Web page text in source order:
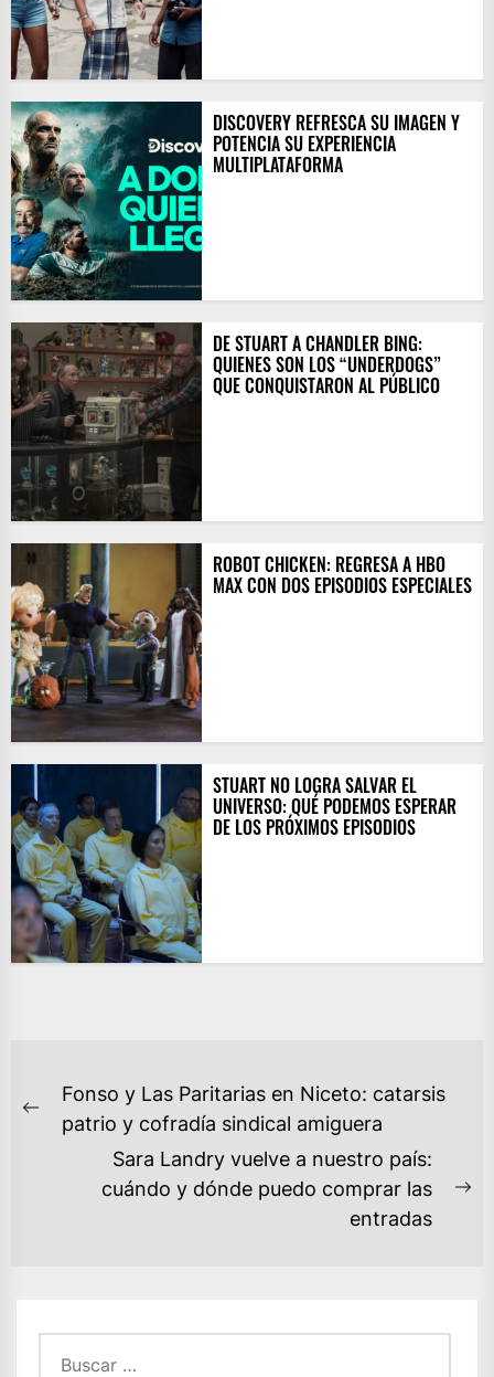
DISCOVERY REFRESCA SU IMAGEN Y
POTENCIA SU EXPERIENCIA
MULTIPLATAFORMA
DE STUART A CHANDLER BING:
QUIENES SON LOS “UNDERDOGS”
QUE CONQUISTARON AL PÚBLICO
ROBOT CHICKEN: REGRESA A HBO
MAX CON DOS EPISODIOS ESPECIALES
STUART NO LOGRA SALVAR EL
UNIVERSO: QUÉ PODEMOS ESPERAR
DE LOS PRÓXIMOS EPISODIOS
NAVEGACIÓN
DE
ENTRADAS
Previous
Fonso y Las Paritarias en Niceto: catarsis
patrio y cofradía sindical amiguera
Sara Landry vuelve a nuestro país:
cuándo y dónde puedo comprar las
entradas